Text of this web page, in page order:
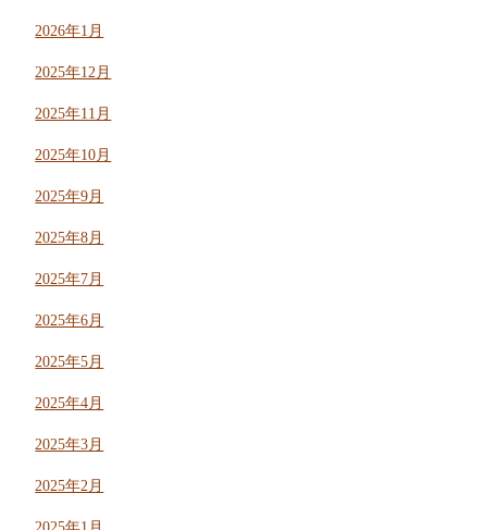
2026年1月
2025年12月
2025年11月
2025年10月
2025年9月
2025年8月
2025年7月
2025年6月
2025年5月
2025年4月
2025年3月
2025年2月